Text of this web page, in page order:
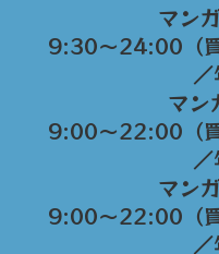
マン
9:30～24:00（買
マン
9:00～22:00（買
マン
9:00〜22:00（買